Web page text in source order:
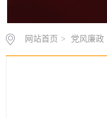
网站首页 > 党风廉政